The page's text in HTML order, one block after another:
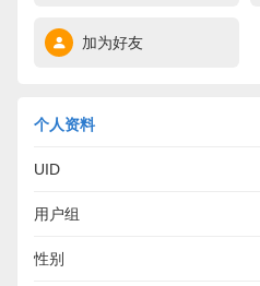
加为好友
个人资料
UID
用户组
性别